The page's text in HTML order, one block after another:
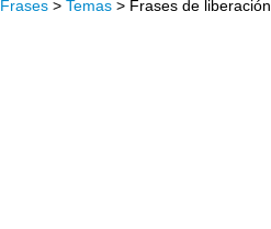
Frases > Temas > Frases de liberación